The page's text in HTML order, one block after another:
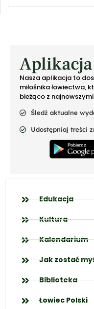
Nasza aplikacja to
miłośnika łowiectwa,
bieżąco z
Śledź aktualne
Udostępniaj treści
Edukacja
Kultura
Kalendarium
Jak zostać
Biblioteka
Łowiec Polski